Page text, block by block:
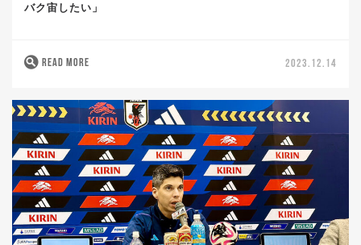
バク宙したい」
READ MORE 2023.12.14